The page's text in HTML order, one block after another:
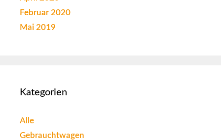
Februar 2020
Mai 2019
Kategorien
Alle
Gebrauchtwagen